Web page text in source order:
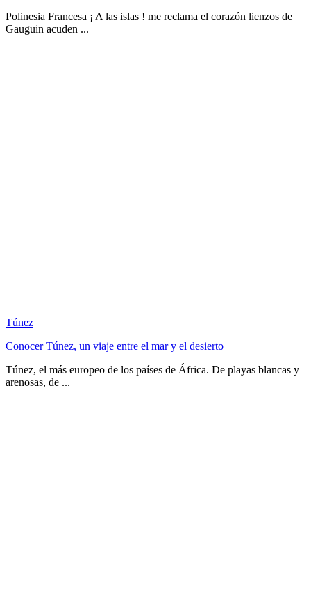
Polinesia Francesa ¡ A las islas ! me reclama el corazón lienzos de
Gauguin acuden ...
Túnez
Conocer Túnez, un viaje entre el mar y el desierto
Túnez, el más europeo de los países de África. De playas blancas y
arenosas, de ...